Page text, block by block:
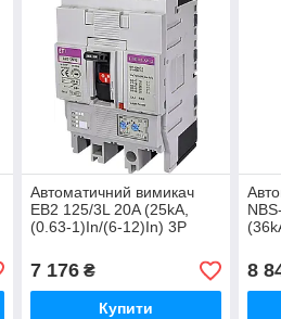
Автоматичний вимикач
EB2 125/3L 20A (25kA,
(0.63-1)In/(6-12)In) 3P
7 176₴
Купити
8